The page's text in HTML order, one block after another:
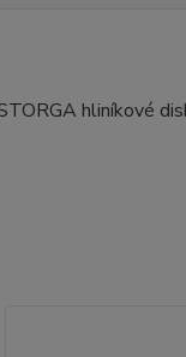
hliníkové